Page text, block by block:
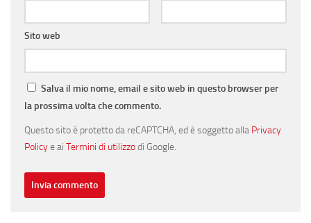
Sito web
Salva il mio nome, email e sito web in questo browser per
la prossima volta che commento.
Questo sito è protetto da reCAPTCHA, ed è soggetto alla Privacy
Policye ai Termini di utilizzodi Google.